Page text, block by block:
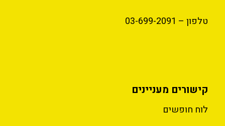
טלפון – 03-699-2091
קישורים מעניינים
לוח חופשים